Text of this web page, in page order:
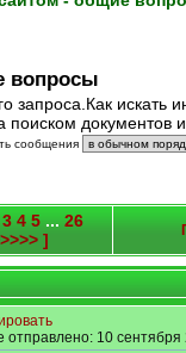
вопросы
запроса.Как
поиском документов
сообщения
3 4 5 ... 26
]
10 сентября